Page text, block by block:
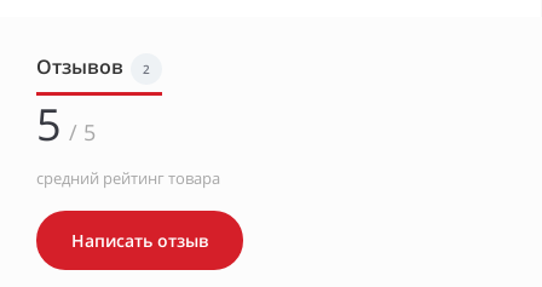
Отзывов 2
5 / 5
средний рейтинг товара
Написать отзыв